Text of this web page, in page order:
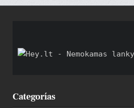
Categorías